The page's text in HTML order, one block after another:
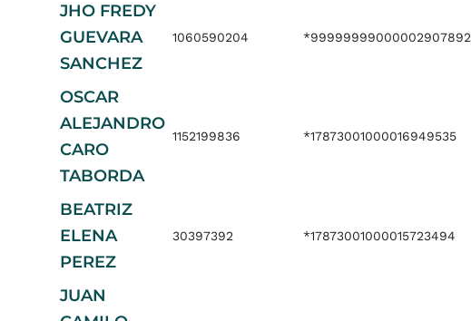
JHO FREDY
GUEVARA
SANCHEZ
1060590204 *99999999000002907892
OSCAR
ALEJANDRO
CARO
TABORDA
1152199836 *17873001000016949535
BEATRIZ
ELENA
PEREZ
30397392 *17873001000015723494
JUAN